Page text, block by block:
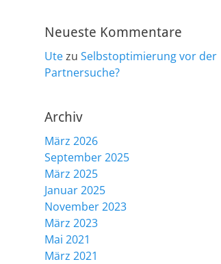
Neueste Kommentare
Utezu Selbstoptimierung vor der
Partnersuche?
Archiv
März 2026
September 2025
März 2025
Januar 2025
November 2023
März 2023
Mai 2021
März 2021